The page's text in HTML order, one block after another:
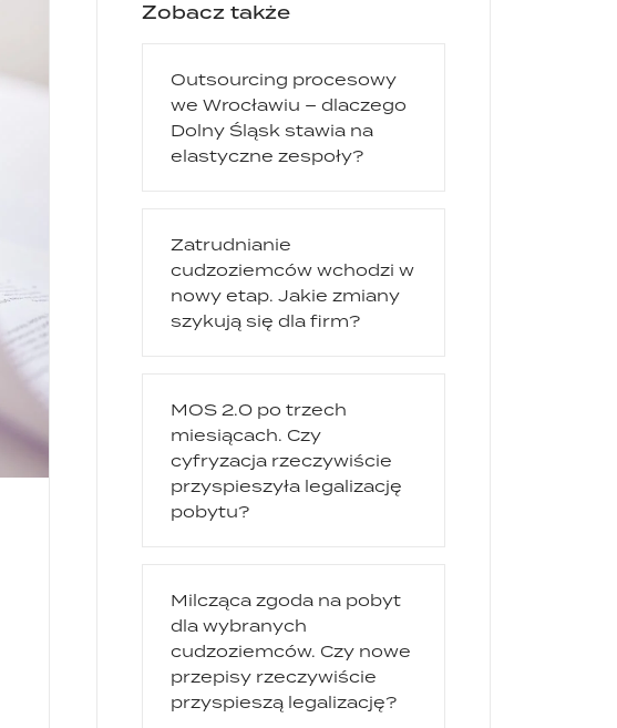
Zobacz także
Outsourcing procesowy
we Wrocławiu – dlaczego
Dolny Śląsk stawia na
elastyczne zespoły?
Zatrudnianie
cudzoziemców wchodzi w
nowy etap. Jakie zmiany
szykują się dla firm?
MOS 2.0 po trzech
miesiącach. Czy
cyfryzacja rzeczywiście
przyspieszyła legalizację
pobytu?
Milcząca zgoda na pobyt
dla wybranych
cudzoziemców. Czy nowe
przepisy rzeczywiście
przyspieszą legalizację?